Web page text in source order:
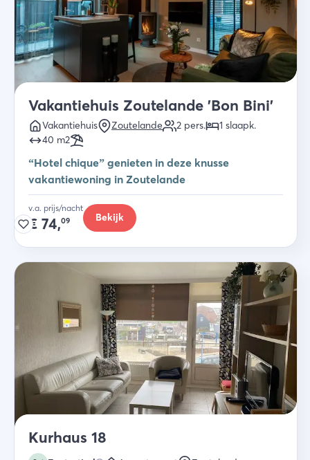
Vakantiehuis Zoutelande 'Bon Bini'
Vakantiehuis Zoutelande 2 pers. 1 slaapk.
40 m2
“Hotel chique” genieten in deze knusse
vakantiewoning in Zoutelande
v.a. prijs/nacht
€ 74,09 Bekijk
Kurhaus 18